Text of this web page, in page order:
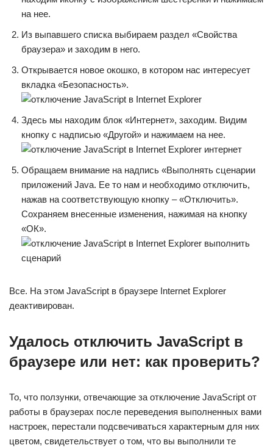
на нее.
Из выпавшего списка выбираем раздел «Свойства
браузера» и заходим в него.
Открывается новое окошко, в котором нас интересует
вкладка «Безопасность».
Здесь мы находим блок «Интернет», заходим. Видим
кнопку с надписью «Другой» и нажимаем на нее.
Обращаем внимание на надпись «Выполнять сценарии
приложений Java. Ее то нам и необходимо отключить,
нажав на соответствующую кнопку – «Отключить».
Сохраняем внесенные изменения, нажимая на кнопку
«ОК».
Все. На этом JavaScript в браузере Internet Explorer
деактивирован.
Удалось отключить JavaScript в
браузере или нет: как проверить?
То, что ползунки, отвечающие за отключение JavaScript от
работы в браузерах после переведения выполненных вами
настроек, перестали подсвечиваться характерным для них
цветом, свидетельствует о том, что вы выполнили те